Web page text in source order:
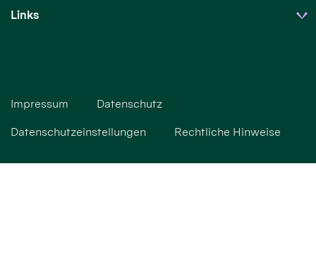
Links
Impressum Datenschutz
Datenschutzeinstellungen Rechtliche Hinweise